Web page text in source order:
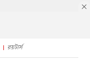
রয়টার্স